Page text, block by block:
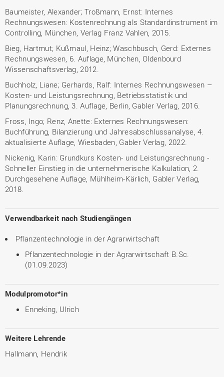
Baumeister, Alexander; Troßmann, Ernst: Internes
Rechnungswesen: Kostenrechnung als Standardinstrument im
Controlling, München, Verlag Franz Vahlen, 2015.
Bieg, Hartmut; Kußmaul, Heinz; Waschbusch, Gerd: Externes
Rechnungswesen, 6. Auflage, München, Oldenbourd
Wissenschaftsverlag, 2012.
Buchholz, Liane; Gerhards, Ralf: Internes Rechnungswesen –
Kosten- und Leistungsrechnung, Betriebsstatistik und
Planungsrechnung, 3. Auflage, Berlin, Gabler Verlag, 2016.
Fross, Ingo; Renz, Anette: Externes Rechnungswesen:
Buchführung, Bilanzierung und Jahresabschlussanalyse, 4.
aktualisierte Auflage, Wiesbaden, Gabler Verlag, 2022.
Nickenig, Karin: Grundkurs Kosten- und Leistungsrechnung -
Schneller Einstieg in die unternehmerische Kalkulation, 2.
Durchgesehene Auflage, Mühlheim-Kärlich, Gabler Verlag,
2018.
Verwendbarkeit nach Studiengängen
Pflanzentechnologie in der Agrarwirtschaft
Pflanzentechnologie in der Agrarwirtschaft B.Sc.
(01.09.2023)
Modulpromotor*in
Enneking, Ulrich
Weitere Lehrende
Hallmann, Hendrik